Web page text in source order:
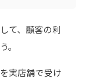
て、顧客の利
。
実店舗で受け